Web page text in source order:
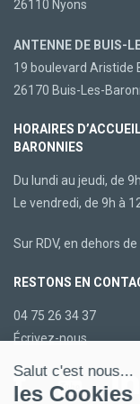
26110 Nyons
ANTENNE DE BUIS-
19 boulevard Aristide
26170 Buis-Les-
HORAIRES
BARONNIES
Du lundi au jeudi, de
Le vendredi, de 9h à
Sur RDV, en dehors
RESTONS EN
04 75 26 34 37
Écrivez-nous